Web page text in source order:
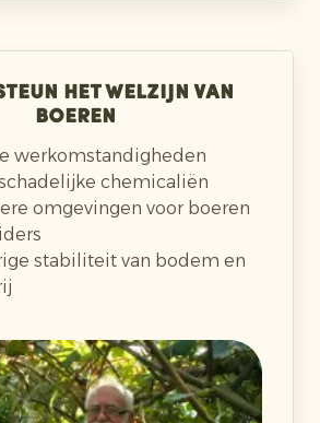
het welzijn van
boeren
werkomstandigheden
chemicaliën
omgevingen voor boeren
stabiliteit van bodem en